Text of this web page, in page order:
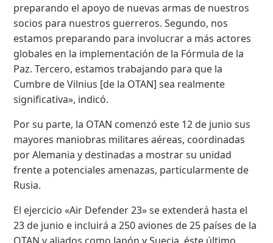
preparando el apoyo de nuevas armas de nuestros
socios para nuestros guerreros. Segundo, nos
estamos preparando para involucrar a más actores
globales en la implementación de la Fórmula de la
Paz. Tercero, estamos trabajando para que la
Cumbre de Vilnius [de la OTAN] sea realmente
significativa», indicó.
Por su parte, la OTAN comenzó este 12 de junio sus
mayores maniobras militares aéreas, coordinadas
por Alemania y destinadas a mostrar su unidad
frente a potenciales amenazas, particularmente de
Rusia.
El ejercicio «Air Defender 23» se extenderá hasta el
23 de junio e incluirá a 250 aviones de 25 países de la